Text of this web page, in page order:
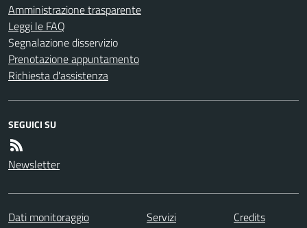
Amministrazione trasparente
Leggi le FAQ
Segnalazione disservizio
Prenotazione appuntamento
Richiesta d'assistenza
SEGUICI SU
Newsletter
Dati monitoraggio Servizi
Credits